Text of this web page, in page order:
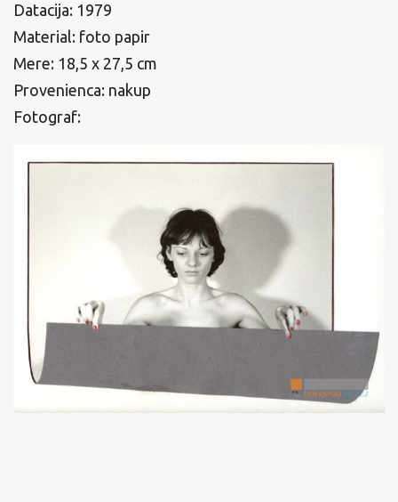
Datacija: 1979
Material: foto papir
Mere: 18,5 x 27,5 cm
Provenienca: nakup
Fotograf: